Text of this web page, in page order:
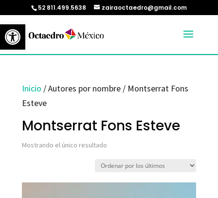
Abrir barra de herramientas
52 811.499.5638 zairaoctaedro@gmail.com
Inicio / Autores por nombre / Montserrat Fons
Esteve
Montserrat Fons Esteve
Mostrando el único resultado